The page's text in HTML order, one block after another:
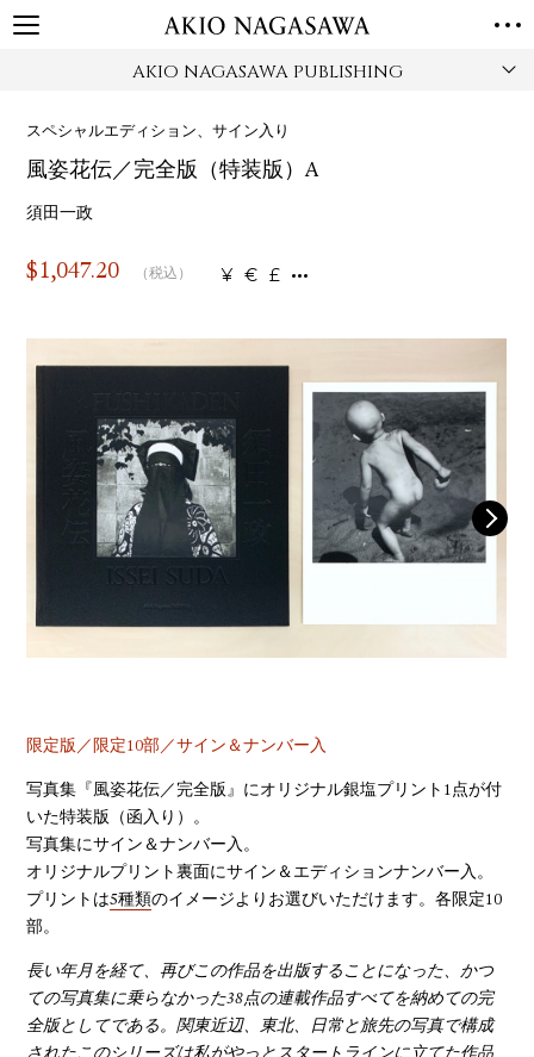
AKIO NAGASAWA PUBLISHING
スペシャルエディション、サイン入り
風姿花伝／完全版（特装版）A
須田一政
$1,047.20 （税込） ¥ € £
限定版／限定10部／サイン＆ナンバー入
写真集『風姿花伝／完全版』にオリジナル銀塩プリント1点が付
いた特装版（函入り）。
写真集にサイン＆ナンバー入。
オリジナルプリント裏面にサイン＆エディションナンバー入。
プリントは5種類のイメージよりお選びいただけます。各限定10
部。
長い年月を経て、再びこの作品を出版することになった、かつ
ての写真集に乗らなかった38点の連載作品すべてを納めての完
全版としてである。関東近辺、東北、日常と旅先の写真で構成
TOP
ONLINE
PUBLISHING
INSTAGRAM
GALLERY
PUBLISHING
TWITTER
FACEBOOK
YOUTUBE